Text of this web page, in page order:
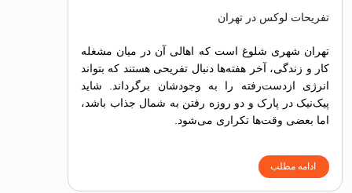
تفریحات لوکس در تهران
تهران شهری شلوغ است که اهالی آن در میان مشغله
کار و زندگی، آخر هفته‌ها دنبال تفریحی هستند که بتواند
انرژی ازدست‌رفته را به وجودشان برگرداند. شاید
پیک‌نیک در پارک و دو روزه رفتن به شمال جذاب باشد،
اما بعضی وقت‌ها تکراری می‌شود.
ادامه مطلب